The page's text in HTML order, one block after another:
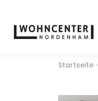
Startseite